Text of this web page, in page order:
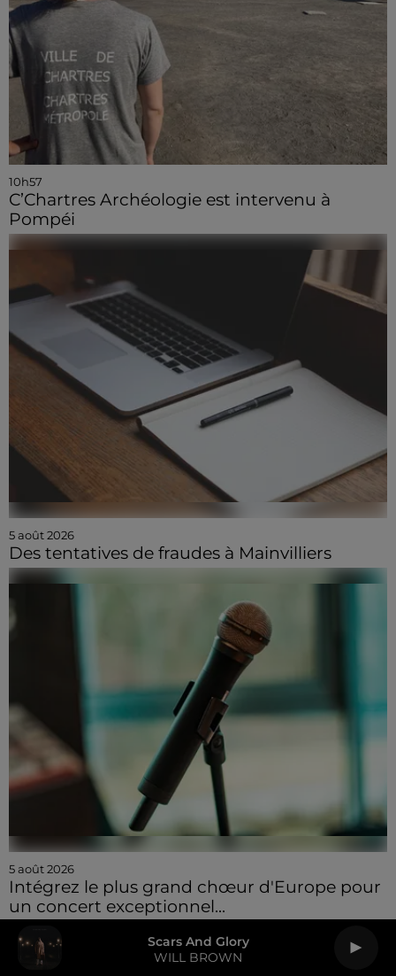
Scars And Glory
WILL BROWN
10h57
C’Chartres Archéologie est intervenu à
Pompéi
5 août 2026
Des tentatives de fraudes à Mainvilliers
5 août 2026
Intégrez le plus grand chœur d'Europe pour
un concert exceptionnel...